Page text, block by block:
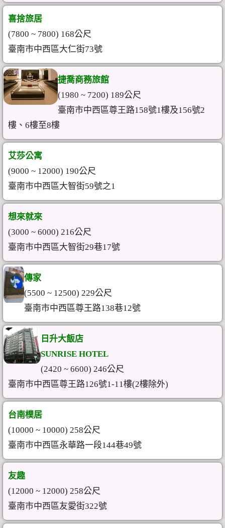
喜捨旅居
(7800 ~ 7800) 168公尺
臺南市中西區大仁街73號
捷喬商務旅館
(1980 ~ 7200) 189公尺
臺南市中西區尊王路158號1樓及156號2
樓、6樓至8樓
艾莎公寓
(9000 ~ 12000) 190公尺
臺南市中西區大智街59號之1
想來就來
(3000 ~ 6000) 216公尺
臺南市中西區大智街29巷17號
傳家
(5500 ~ 12500) 229公尺
臺南市中西區尊王路138巷12號
日升大飯店
SUNRISE HOTEL
(2420 ~ 6600) 246公尺
臺南市中西區尊王路126號1-11樓(2樓除外)
台南樸居
(10000 ~ 10000) 258公尺
臺南市中西區永華路一段144巷49號
友趣
(12000 ~ 12000) 258公尺
臺南市中西區友愛街322號